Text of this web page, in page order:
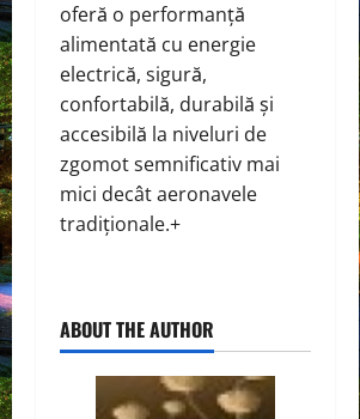
oferă o performanță
alimentată cu energie
electrică, sigură,
confortabilă, durabilă și
accesibilă la niveluri de
zgomot semnificativ mai
mici decât aeronavele
tradiționale.+
ABOUT THE AUTHOR